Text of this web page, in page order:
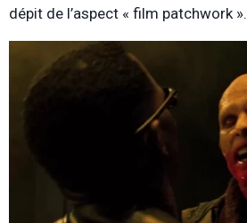
dépit de l’aspect « film patchwork ».